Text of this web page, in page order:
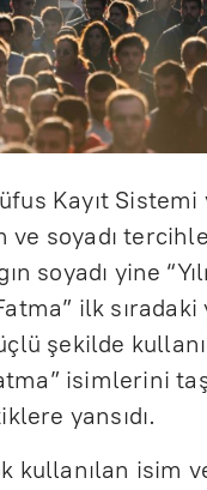
Kayıt
ve soyadı
soyadı yine
ilk
şekilde
isimlerini
yansıdı.
kullanılan isim